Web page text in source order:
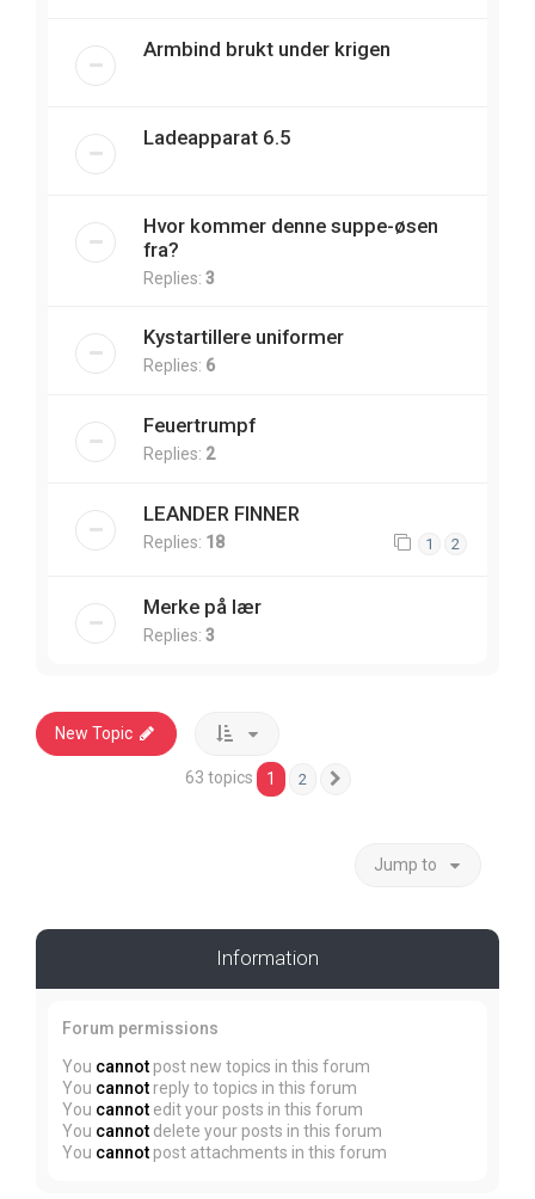
Armbind brukt under krigen
Ladeapparat 6.5
Hvor kommer denne suppe-øsen
fra?
Replies: 3
Kystartillere uniformer
Replies: 6
Feuertrumpf
Replies: 2
LEANDER FINNER
Replies: 18 1 2
Merke på lær
Replies: 3
New Topic
63 topics 1 2
Jump to
Information
Forum permissions
You cannot post new topics in this forum
You cannot reply to topics in this forum
You cannot edit your posts in this forum
You cannot delete your posts in this forum
You cannot post attachments in this forum